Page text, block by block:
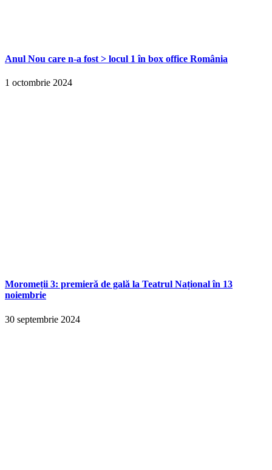
Anul Nou care n-a fost > locul 1 în box office România
1 octombrie 2024
Moromeții 3: premieră de gală la Teatrul Național în 13
noiembrie
30 septembrie 2024